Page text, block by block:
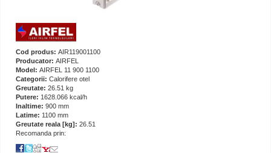
Cod produs: AIR119001100
Producator: AIRFEL
Model: AIRFEL 11 900 1100
Categorii: Calorifere otel
Greutate: 26.51 kg
Putere: 1628.066 kcal/h
Inaltime: 900 mm
Latime: 1100 mm
Greutate reala [kg]: 26.51
Recomanda prin: